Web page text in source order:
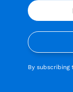
By subscribing